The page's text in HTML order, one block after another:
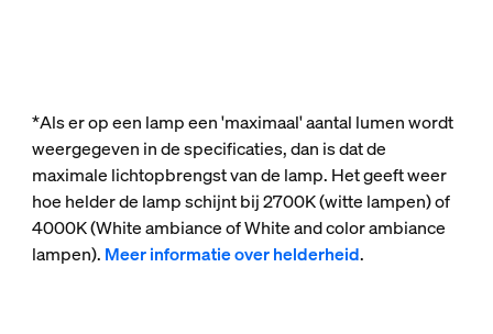
*Als er op een lamp een 'maximaal' aantal lumen wordt
weergegeven in de specificaties, dan is dat de
maximale lichtopbrengst van de lamp. Het geeft weer
hoe helder de lamp schijnt bij 2700K (witte lampen) of
4000K (White ambiance of White and color ambiance
lampen). Meer informatie over helderheid.